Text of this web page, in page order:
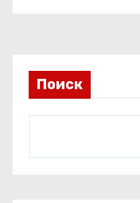
п
иПоиск